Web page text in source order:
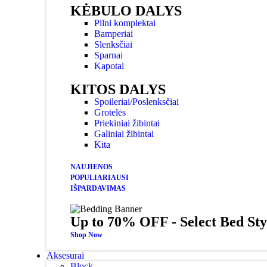
KĖBULO DALYS
Pilni komplektai
Bamperiai
Slenksčiai
Sparnai
Kapotai
KITOS DALYS
Spoileriai/Poslenksčiai
Grotelės
Priekiniai žibintai
Galiniai žibintai
Kita
NAUJIENOS
POPULIARIAUSI
IŠPARDAVIMAS
Up to 70% OFF - Select Bed
Shop Now
Aksesurai